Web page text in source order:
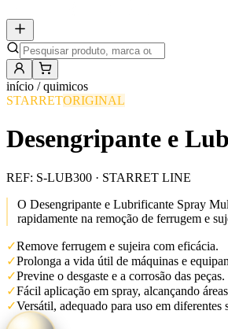
início /quimicos
STARRETORIGINAL
Desengripante e
REF: S-LUB300 · STARRET LINE
O Desengripante e Lubrificante Spray
rapidamente na remoção de ferrugem e
✓Remove ferrugem e sujeira com eficácia.
✓Prolonga a vida útil de máquinas e
✓Previne o desgaste e a corrosão das peças.
✓Fácil aplicação em spray, alcançando
✓Versátil, adequado para uso em diferentes